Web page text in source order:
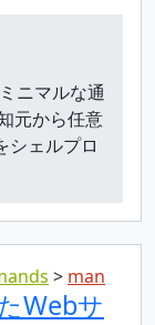
ニマルな通
元から任意
シェルプロ
man
Webサ